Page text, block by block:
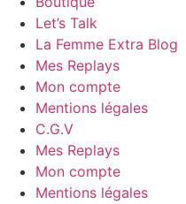
Let’s Talk
La Femme Extra Blog
Mes Replays
Mon compte
Mentions légales
C.G.V
Mes Replays
Mon compte
Mentions légales